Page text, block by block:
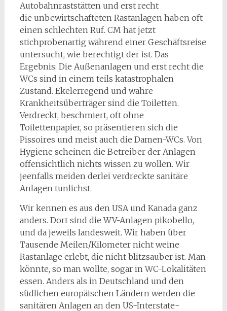
Autobahnraststätten und erst recht
die unbewirtschafteten Rastanlagen haben oft
einen schlechten Ruf. CM hat jetzt
stichprobenartig während einer Geschäftsreise
untersucht, wie berechtigt der ist. Das
Ergebnis: Die Außenanlagen und erst recht die
WCs sind in einem teils katastrophalen
Zustand. Ekelerregend und wahre
Krankheitsüberträger sind die Toiletten.
Verdreckt, beschmiert, oft ohne
Toilettenpapier, so präsentieren sich die
Pissoires und meist auch die Damen-WCs. Von
Hygiene scheinen die Betreiber der Anlagen
offensichtlich nichts wissen zu wollen. Wir
jeenfalls meiden derlei verdreckte sanitäre
Anlagen tunlichst.
Wir kennen es aus den USA und Kanada ganz
anders. Dort sind die WV-Anlagen pikobello,
und da jeweils landesweit. Wir haben über
Tausende Meilen/Kilometer nicht weine
Rastanlage erlebt, die nicht blitzsauber ist. Man
könnte, so man wollte, sogar in WC-Lokalitäten
essen. Anders als in Deutschland und den
südlichen europäischen Ländern werden die
sanitären Anlagen an den US-Interstate-